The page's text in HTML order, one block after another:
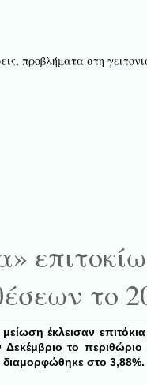
προβλήματα στη
το
έκλεισαν
Δεκέμβριο το
διαμορφώθηκε στο 3,88%.